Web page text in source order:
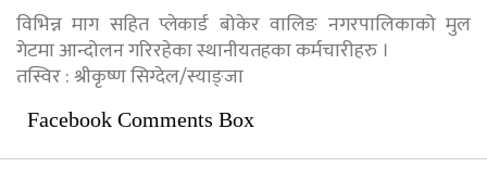
विभिन्न माग सहित प्लेकार्ड बोकेर वालिङ नगरपालिकाको मुल
गेटमा आन्दोलन गरिरहेका स्थानीयतहका कर्मचारीहरु ।
तस्विर : श्रीकृष्ण सिग्देल/स्याङ्जा
Facebook Comments Box